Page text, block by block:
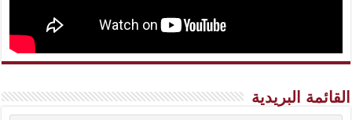
القائمة البريدية